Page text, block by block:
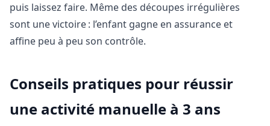
puis laissez faire. Même des découpes irrégulières
sont une victoire : l’enfant gagne en assurance et
affine peu à peu son contrôle.
Conseils pratiques pour réussir
une activité manuelle à 3 ans